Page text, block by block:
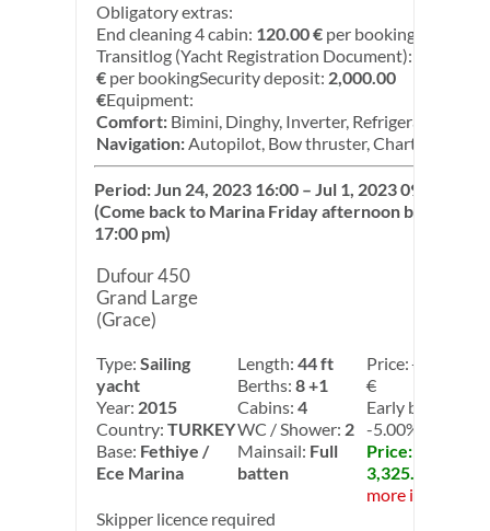
Obligatory extras:
End cleaning 4 cabin: 120.00 €per booking
Transitlog (Yacht Registration Document):
€per bookingSecurity deposit: 2,000.00
€Equipment:
Comfort: Bimini, Dinghy, Inverter, Refrigerator
Navigation:Autopilot, Bow thruster, Chart plotter
Period: Jun 24, 2023 16:00 – Jul 1, 2023 09:00
(Come back to Marina Friday afternoon before
17:00 pm)
Dufour 450
Grand Large
(Grace)
Type: Sailing
yacht
Year: 2015
Country: TURKEY
Base: Fethiye /
Ece Marina
Length: 44 ft
Berths: 8 +1
Cabins: 4
WC / Shower: 2
Mainsail: Full
batten
Price:3,500.00
€
Early booking:
-5.00%
Price:
3,325.00 €
more info
Skipper licence required